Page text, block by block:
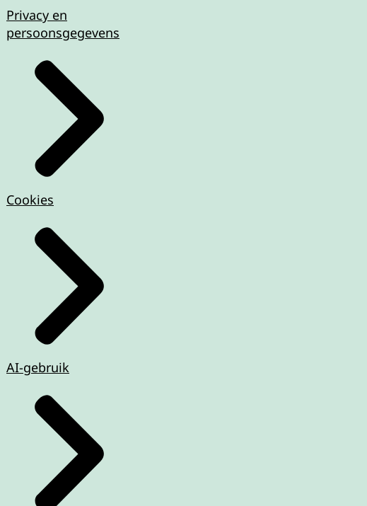
Privacy en
persoonsgegevens
Cookies
AI-gebruik